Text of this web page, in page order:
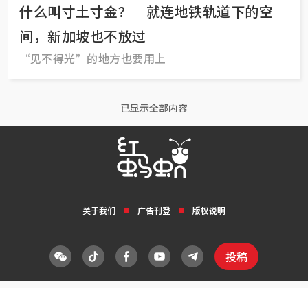
什么叫寸土寸金？ 就连地铁轨道下的空
间，新加坡也不放过
“见不得光”的地方也要用上
已显示全部内容
关于我们 广告刊登 版权说明
投稿